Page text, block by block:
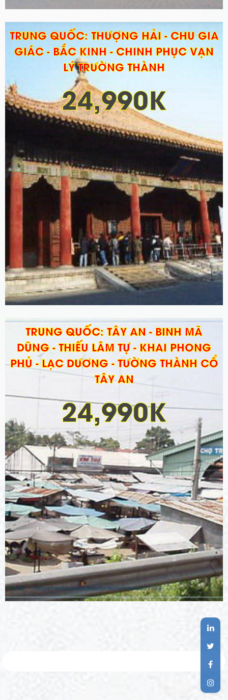
TRUNG QUỐC: THƯỢNG HẢI - CHU GIA
GIÁC - BẮC KINH - CHINH PHỤC VẠN
LÝ TRƯỜNG THÀNH
24,990K
TRUNG QUỐC: TÂY AN - BINH MÃ
DŨNG - THIẾU LÂM TỰ - KHAI PHONG
PHỦ - LẠC DƯƠNG - TƯỜNG THÀNH CỔ
TÂY AN
24,990K